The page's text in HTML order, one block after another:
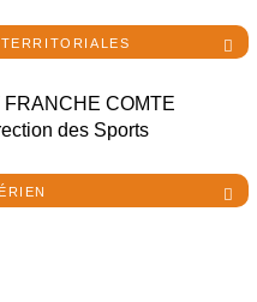

territoriales
FRANCHE COMTE
des Sports
